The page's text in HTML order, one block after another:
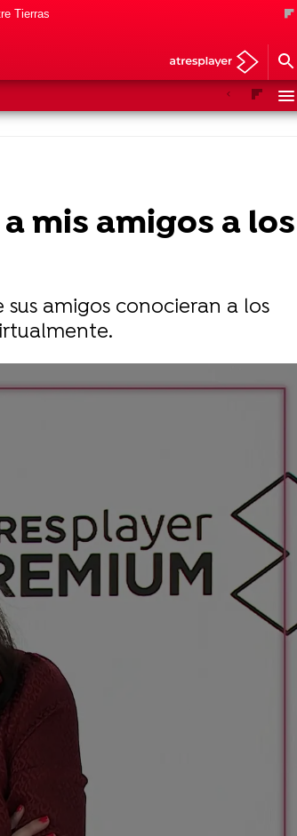
Tierras
AnteriorSiguiente
mis amigos a los
amigos conocieran a los